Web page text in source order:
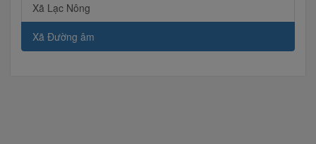
Xã Lạc Nông
Xã Đường âm